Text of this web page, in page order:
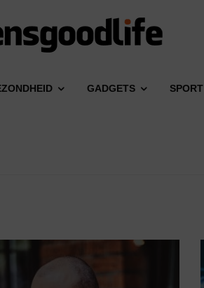
GADGETS SPORT